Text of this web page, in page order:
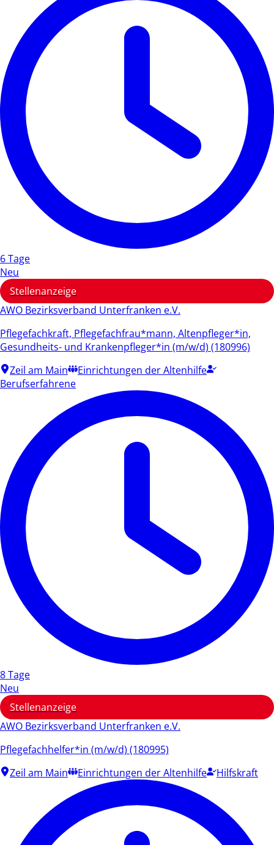
6 Tage
Neu
Stellenanzeige
AWO Bezirksverband Unterfranken e.V.
Pflegefachkraft, Pflegefachfrau*mann, Altenpfleger*in,
Gesundheits- und Krankenpfleger*in (m/w/d) (180996)
Zeil am Main
Einrichtungen der Altenhilfe
Berufserfahrene
8 Tage
Neu
Stellenanzeige
AWO Bezirksverband Unterfranken e.V.
Pflegefachhelfer*in (m/w/d) (180995)
Zeil am Main
Einrichtungen der Altenhilfe Hilfskraft